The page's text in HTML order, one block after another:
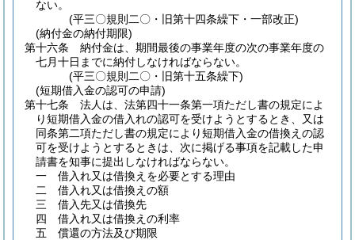
ない。
(平三〇規則二〇・旧第十四条繰下・一部改正)
(納付金の納付期限)
第十六条
納付金は、期間最後の事業年度の次の事業年度の
七月十日までに納付しなければならない。
(平三〇規則二〇・旧第十五条繰下)
(短期借入金の認可の申請)
第十七条
法人は、法第四十一条第一項ただし書の規定によ
り短期借入金の借入れの認可を受けようとするとき、又は
同条第二項ただし書の規定により短期借入金の借換えの認
可を受けようとするときは、次に掲げる事項を記載した申
請書を知事に提出しなければならない。
一
借入れ又は借換えを必要とする理由
二
借入れ又は借換えの額
三
借入先又は借換先
四
借入れ又は借換えの利率
五
償還の方法及び期限